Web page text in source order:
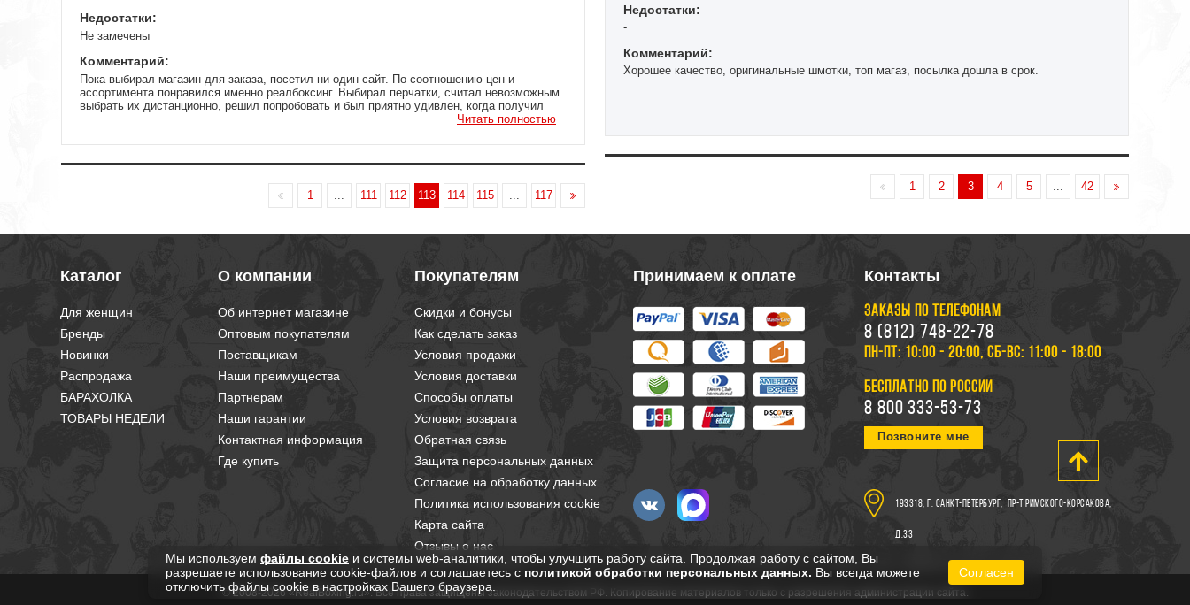
Недостатки:
Не замечены
Комментарий:
Пока выбирал магазин для заказа, посетил ни один сайт. По соотношению цен и
ассортимента понравился именно реалбоксинг. Выбирал перчатки, считал невозможным
выбрать их дистанционно, решил попробовать и был приятно удивлен, когда получил
Читать полностью
1 111 112 113 114 115 117
Недостатки:
-
Комментарий:
Хорошее качество, оригинальные шмотки, топ магаз, посылка дошла в срок.
1 2 3 4 5 42
Каталог
Для женщин
Бренды
Новинки
Распродажа
БАРАХОЛКА
ТОВАРЫ НЕДЕЛИ
О компании
Об интернет магазине
Оптовым покупателям
Поставщикам
Наши преимущества
Партнерам
Наши гарантии
Контактная информация
Где купить
Покупателям
Скидки и бонусы
Как сделать заказ
Условия продажи
Условия доставки
Способы оплаты
Условия возврата
Обратная связь
Защита персональных данных
Согласие на обработку данных
Политика использования cookie
Карта сайта
Отзывы о нас
Принимаем к оплате Контакты
ЗАКАЗЫ ПО ТЕЛЕФОНАМ
8 (812) 748-22-78
ПН-ПТ: 10:00 - 20:00, СБ-ВС: 11:00 - 18:00
БЕСПЛАТНО ПО РОССИИ
8 800 333-53-73
Позвоните мне
193318, г. Санкт-Петербург, пр-т Римского-Корсакова,
д.33
© 2008-2026 «RealBoxing.ru». Все права защищены законодательством РФ. Копирование материалов только с разрешения администрации сайта.
Мы используем файлы cookie и системы web-аналитики, чтобы улучшить работу сайта. Продолжая работу с сайтом, Вы
разрешаете использование cookie-файлов и соглашаетесь с политикой обработки персональных данных. Вы всегда можете
отключить файлы cookie в настройках Вашего браузера.
Согласен